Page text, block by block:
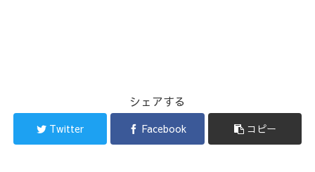
シェアする
Twitter Facebook コピー